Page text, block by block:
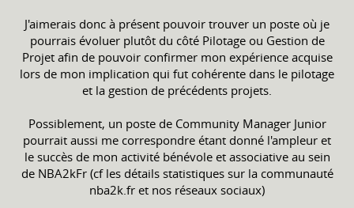
J'aimerais donc à présent pouvoir trouver un poste où je
pourrais évoluer plutôt du côté Pilotage ou Gestion de
Projet afin de pouvoir confirmer mon expérience acquise
lors de mon implication qui fut cohérente dans le pilotage
et la gestion de précédents projets.
Possiblement, un poste de Community Manager Junior
pourrait aussi me correspondre étant donné l'ampleur et
le succès de mon activité bénévole et associative au sein
de NBA2kFr (cf les détails statistiques sur la communauté
nba2k.fr et nos réseaux sociaux)